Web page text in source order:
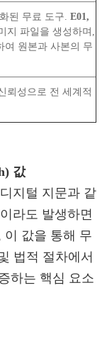
된 무료 도구. E01,
지 파일을 생성하며,
여 원본과 사본의 무
뢰성으로 전 세계적
값
지털 지문과 같
라도 발생하면
이 값을 통해 무
법적 절차에서
하는 핵심 요소